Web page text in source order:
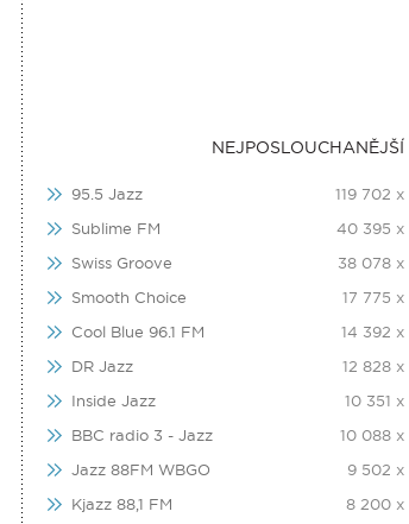
NEJPOSLOUCHANĚJŠÍ
95.5 Jazz
119 702 x
Sublime FM
40 395 x
Swiss Groove
38 078 x
Smooth Choice
17 775 x
Cool Blue 96.1 FM
14 392 x
DR Jazz
12 828 x
Inside Jazz
10 351 x
BBC radio 3 - Jazz
10 088 x
Jazz 88FM WBGO
9 502 x
Kjazz 88,1 FM
8 200 x